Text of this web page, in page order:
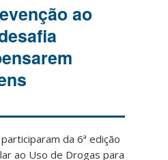
ao
da 6ª edição
ao Uso de Drogas para